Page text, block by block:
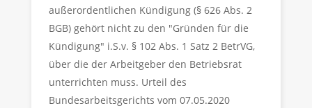
außerordentlichen Kündigung (§ 626 Abs. 2
BGB) gehört nicht zu den "Gründen für die
Kündigung" i.S.v. § 102 Abs. 1 Satz 2 BetrVG,
über die der Arbeitgeber den Betriebsrat
unterrichten muss. Urteil des
Bundesarbeitsgerichts vom 07.05.2020